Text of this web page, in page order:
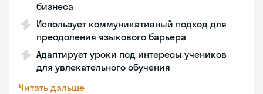
бизнеса
Использует коммуникативный подход для
преодоления языкового барьера
Адаптирует уроки под интересы учеников
для увлекательного обучения
Читать дальше